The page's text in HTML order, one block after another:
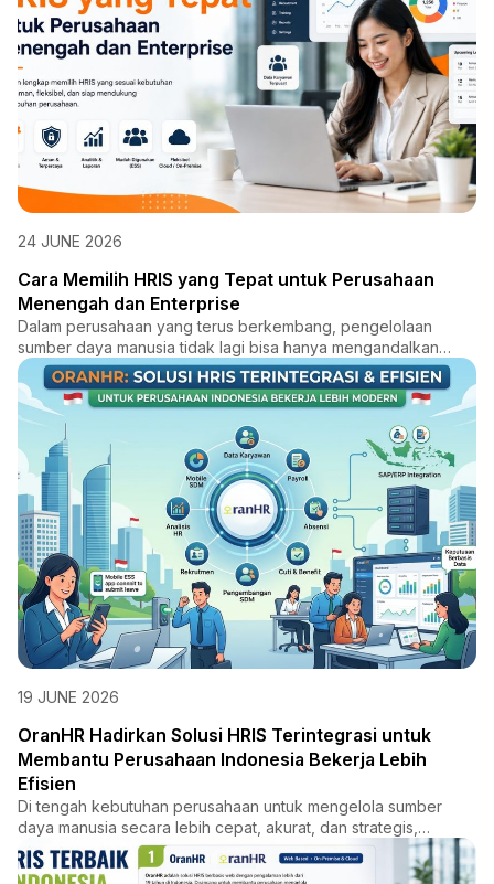
24 JUNE 2026
Cara Memilih HRIS yang Tepat untuk Perusahaan
Menengah dan Enterprise
Dalam perusahaan yang terus berkembang, pengelolaan
sumber daya manusia tidak lagi bisa hanya mengandalkan
proses manual...
19 JUNE 2026
OranHR Hadirkan Solusi HRIS Terintegrasi untuk
Membantu Perusahaan Indonesia Bekerja Lebih
Efisien
Di tengah kebutuhan perusahaan untuk mengelola sumber
daya manusia secara lebih cepat, akurat, dan strategis,
OranHR had...